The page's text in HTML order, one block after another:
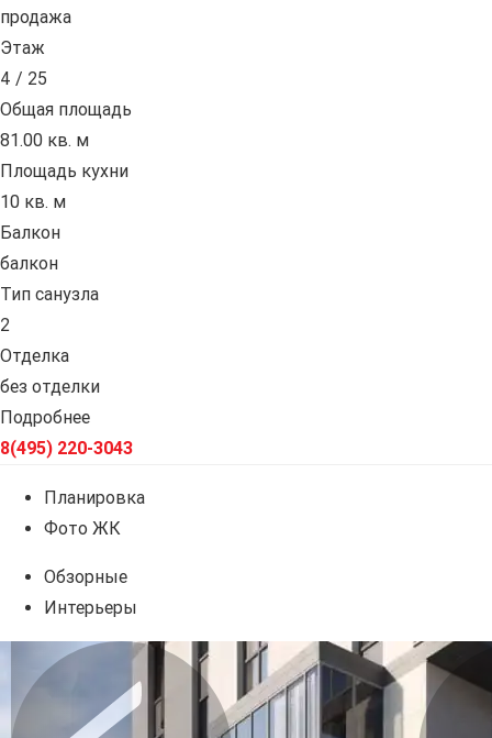
продажа
Этаж
4 / 25
Общая площадь
81.00 кв. м
Площадь кухни
10 кв. м
Балкон
балкон
Тип санузла
2
Отделка
без отделки
Подробнее
8(495) 220-3043
Планировка
Фото ЖК
Обзорные
Интерьеры